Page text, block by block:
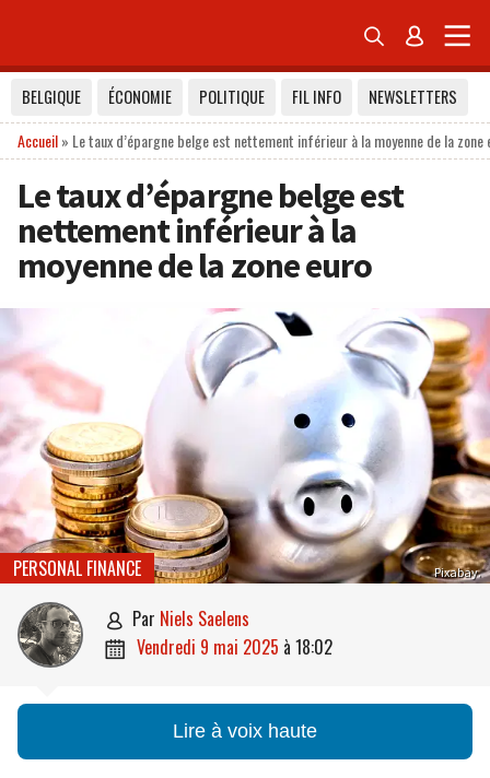
 
BELGIQUE ÉCONOMIE POLITIQUE FIL INFO
NEWSLETTERS
Accueil» Le taux d’épargne belge est nettement inférieur à la moyenne de la zone
Le taux d’épargne belge est
nettement inférieur à la
moyenne de la zone euro
Pixabay.
PERSONAL FINANCE
 par Niels Saelens
 vendredi 9 mai 2025 à 18:02
Lire à voix haute